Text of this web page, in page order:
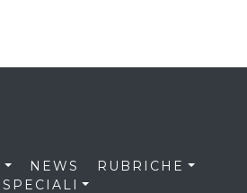
NEWS
RUBRICHE
SPECIALI